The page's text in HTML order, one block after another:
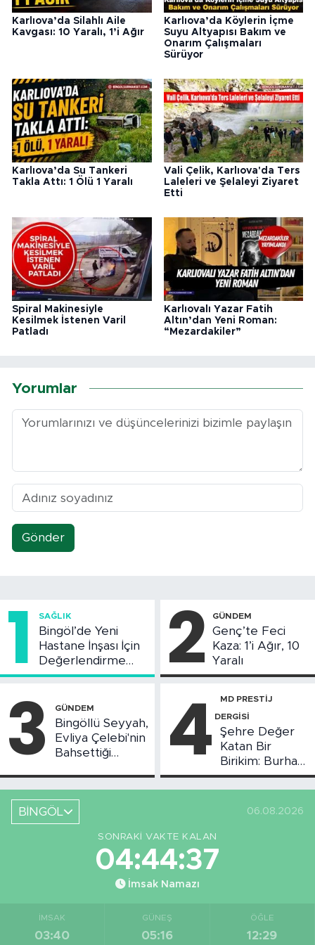
Karlıova’da Silahlı Aile
Kavgası: 10 Yaralı, 1’i Ağır
Karlıova’da Köylerin İçme
Suyu Altyapısı Bakım ve
Onarım Çalışmaları
Sürüyor
Karlıova’da Su Tankeri
Takla Attı: 1 Ölü 1 Yaralı
Vali Çelik, Karlıova'da Ters
Laleleri ve Şelaleyi Ziyaret
Etti
Spiral Makinesiyle
Kesilmek İstenen Varil
Patladı
Karlıovalı Yazar Fatih
Altın’dan Yeni Roman:
“Mezardakiler”
Yorumlar
Gönder
1 SAĞLIK
Bingöl’de Yeni
Hastane İnşası İçin
Değerlendirme
Toplantısı Yapıldı
2 GÜNDEM
Genç’te Feci
Kaza: 1’i Ağır, 10
Yaralı
3 GÜNDEM
Bingöllü Seyyah,
Evliya Çelebi'nin
Bahsettiği
4 MD PRESTİJ
DERGİSİ
Şehre Değer
Katan Bir
Birikim: Burhan
Arıkız
BİNGÖL 06.08.2026
SONRAKI VAKTE KALAN
04:44:36
İmsak Namazı
İMSAK
03:40
GÜNEŞ
05:16
ÖĞLE
12:29